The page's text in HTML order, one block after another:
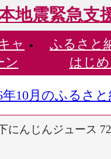
地震緊急支
ャ
ン
ふるさと
はじめ
年10月のふるさ
にんじんジュース